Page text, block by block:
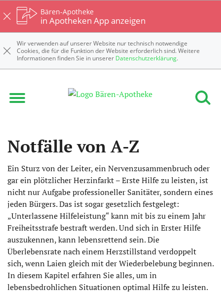
Bären-Apotheke
in Apotheken App anzeigen
Wir verwenden auf unserer Website nur technisch notwendige
Cookies, die für die Funktion der Website erforderlich sind. Weitere
Informationen finden Sie in unserer Datenschutzerklärung.
Notfälle von A-Z
Ein Sturz von der Leiter, ein Nervenzusammenbruch oder
gar ein plötzlicher Herzinfarkt – Erste Hilfe zu leisten, ist
nicht nur Aufgabe professioneller Sanitäter, sondern eines
jeden Bürgers. Das ist sogar gesetzlich festgelegt:
„Unterlassene Hilfeleistung“ kann mit bis zu einem Jahr
Freiheitsstrafe bestraft werden. Und sich in Erster Hilfe
auszukennen, kann lebensrettend sein. Die
Überlebensrate nach einem Herzstillstand verdoppelt
sich, wenn Laien gleich mit der Wiederbelebung beginnen.
In diesem Kapitel erfahren Sie alles, um in
lebensbedrohlichen Situationen optimal Hilfe zu leisten.